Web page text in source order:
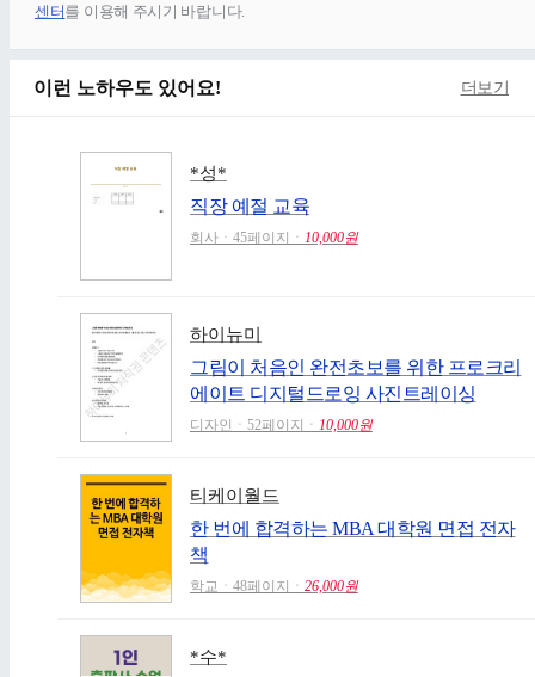
센터를 이용해 주시기 바랍니다.
이런 노하우도 있어요! 더보기
*성*
직장 예절 교육
회사ㆍ45페이지ㆍ 10,000원
하이뉴미
그림이 처음인 완전초보를 위한 프로크리
에이트 디지털드로잉 사진트레이싱
디자인ㆍ52페이지ㆍ 10,000원
티케이월드
한 번에 합격하는 MBA 대학원 면접 전자
책
학교ㆍ48페이지ㆍ 26,000원
*수*